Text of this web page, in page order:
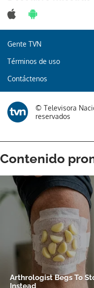
Gracias por
Gente TVN
Términos de uso
Contáctenos
© Televisora
reservados